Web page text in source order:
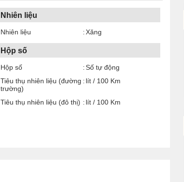
Nhiên liệu
Nhiên liệu Xăng
Hộp số
Hộp số
Số tự động
Tiêu thụ nhiên liệu (đường
trường)
lít / 100 Km
Tiêu thụ nhiên liệu (đô thị) lít / 100 Km